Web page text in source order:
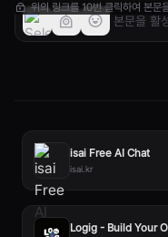
위의 링크를 10번 클릭하여 본문
isai Free AI Chat
isai.kr
Logig - Build Your